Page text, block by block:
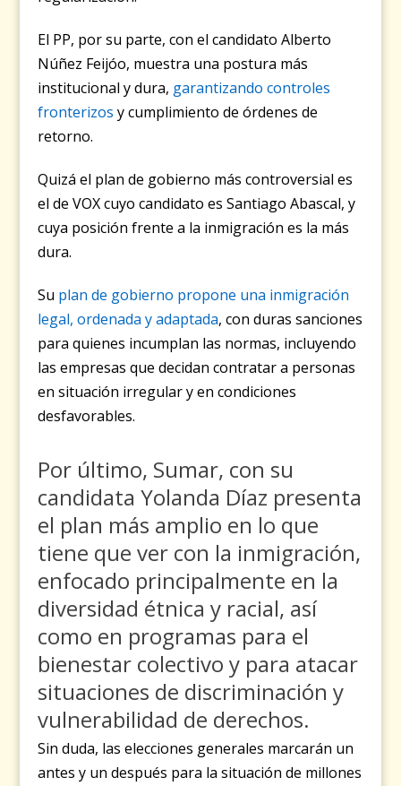
El PP, por su parte, con el candidato Alberto
Núñez Feijóo, muestra una postura más
institucional y dura, garantizando controles
fronterizos y cumplimiento de órdenes de
retorno.
Quizá el plan de gobierno más controversial es
el de VOX cuyo candidato es Santiago Abascal, y
cuya posición frente a la inmigración es la más
dura.
Su plan de gobierno propone una inmigración
legal, ordenada y adaptada, con duras sanciones
para quienes incumplan las normas, incluyendo
las empresas que decidan contratar a personas
en situación irregular y en condiciones
desfavorables.
Por último, Sumar, con su
candidata Yolanda Díaz presenta
el plan más amplio en lo que
tiene que ver con la inmigración,
enfocado principalmente en la
diversidad étnica y racial, así
como en programas para el
bienestar colectivo y para atacar
situaciones de discriminación y
vulnerabilidad de derechos.
Sin duda, las elecciones generales marcarán un
antes y un después para la situación de millones